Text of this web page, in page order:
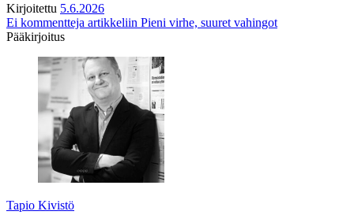
Kirjoitettu 5.6.2026
Ei kommentteja artikkeliin Pieni virhe, suuret vahingot
Pääkirjoitus
Tapio Kivistö